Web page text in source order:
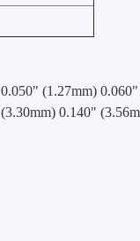
(1.27mm)
0.140"